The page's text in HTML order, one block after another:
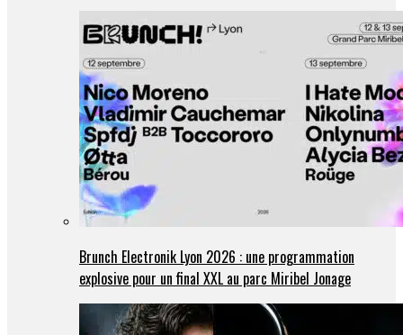
Brunch Electronik Lyon 2026 : une programmation
explosive pour un final XXL au parc Miribel Jonage